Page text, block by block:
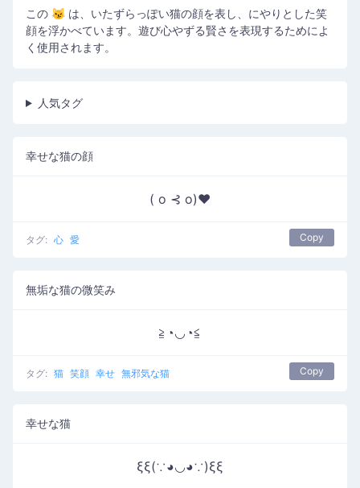
この 😼 は、いたずらっぽい猫の顔を表し、にやりとした笑
顔を浮かべています。遊び心やずる賢さを表現するためによ
く使用されます。
人気タグ
幸せな猫の顔
( o ⊰ o)♥
タグ: 心 愛 Copy
無垢な猫の微笑み
≧◔◡◔≦
タグ: 猫 笑顔 幸せ 無邪気な猫 Copy
幸せな猫
ξξ(∵◕◡◕∵)ξξ